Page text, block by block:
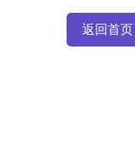
返回首页